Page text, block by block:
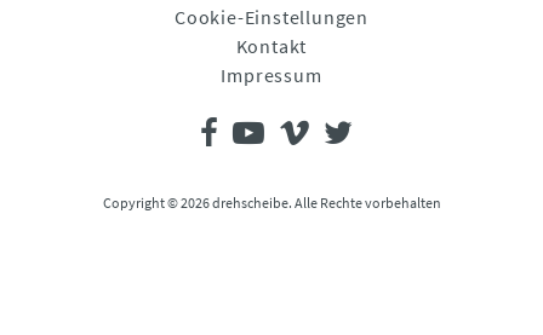
Cookie-Einstellungen
Kontakt
Impressum
Copyright © 2026 drehscheibe. Alle Rechte vorbehalten